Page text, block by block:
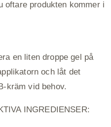
oftare produkten kommer i
en liten droppe gel på
och låt det
kräm vid behov.
INGREDIENSER: